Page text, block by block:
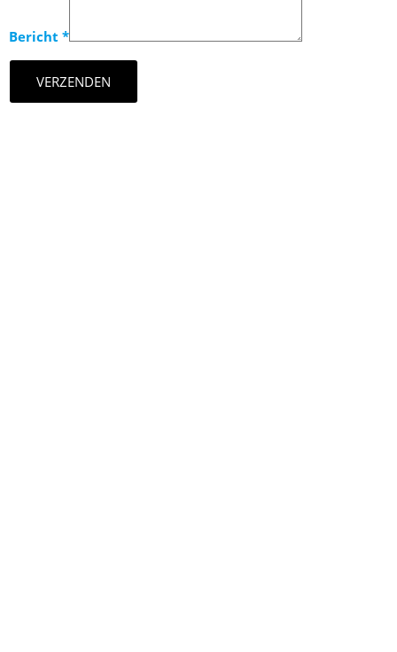
Bericht *
VERZENDEN